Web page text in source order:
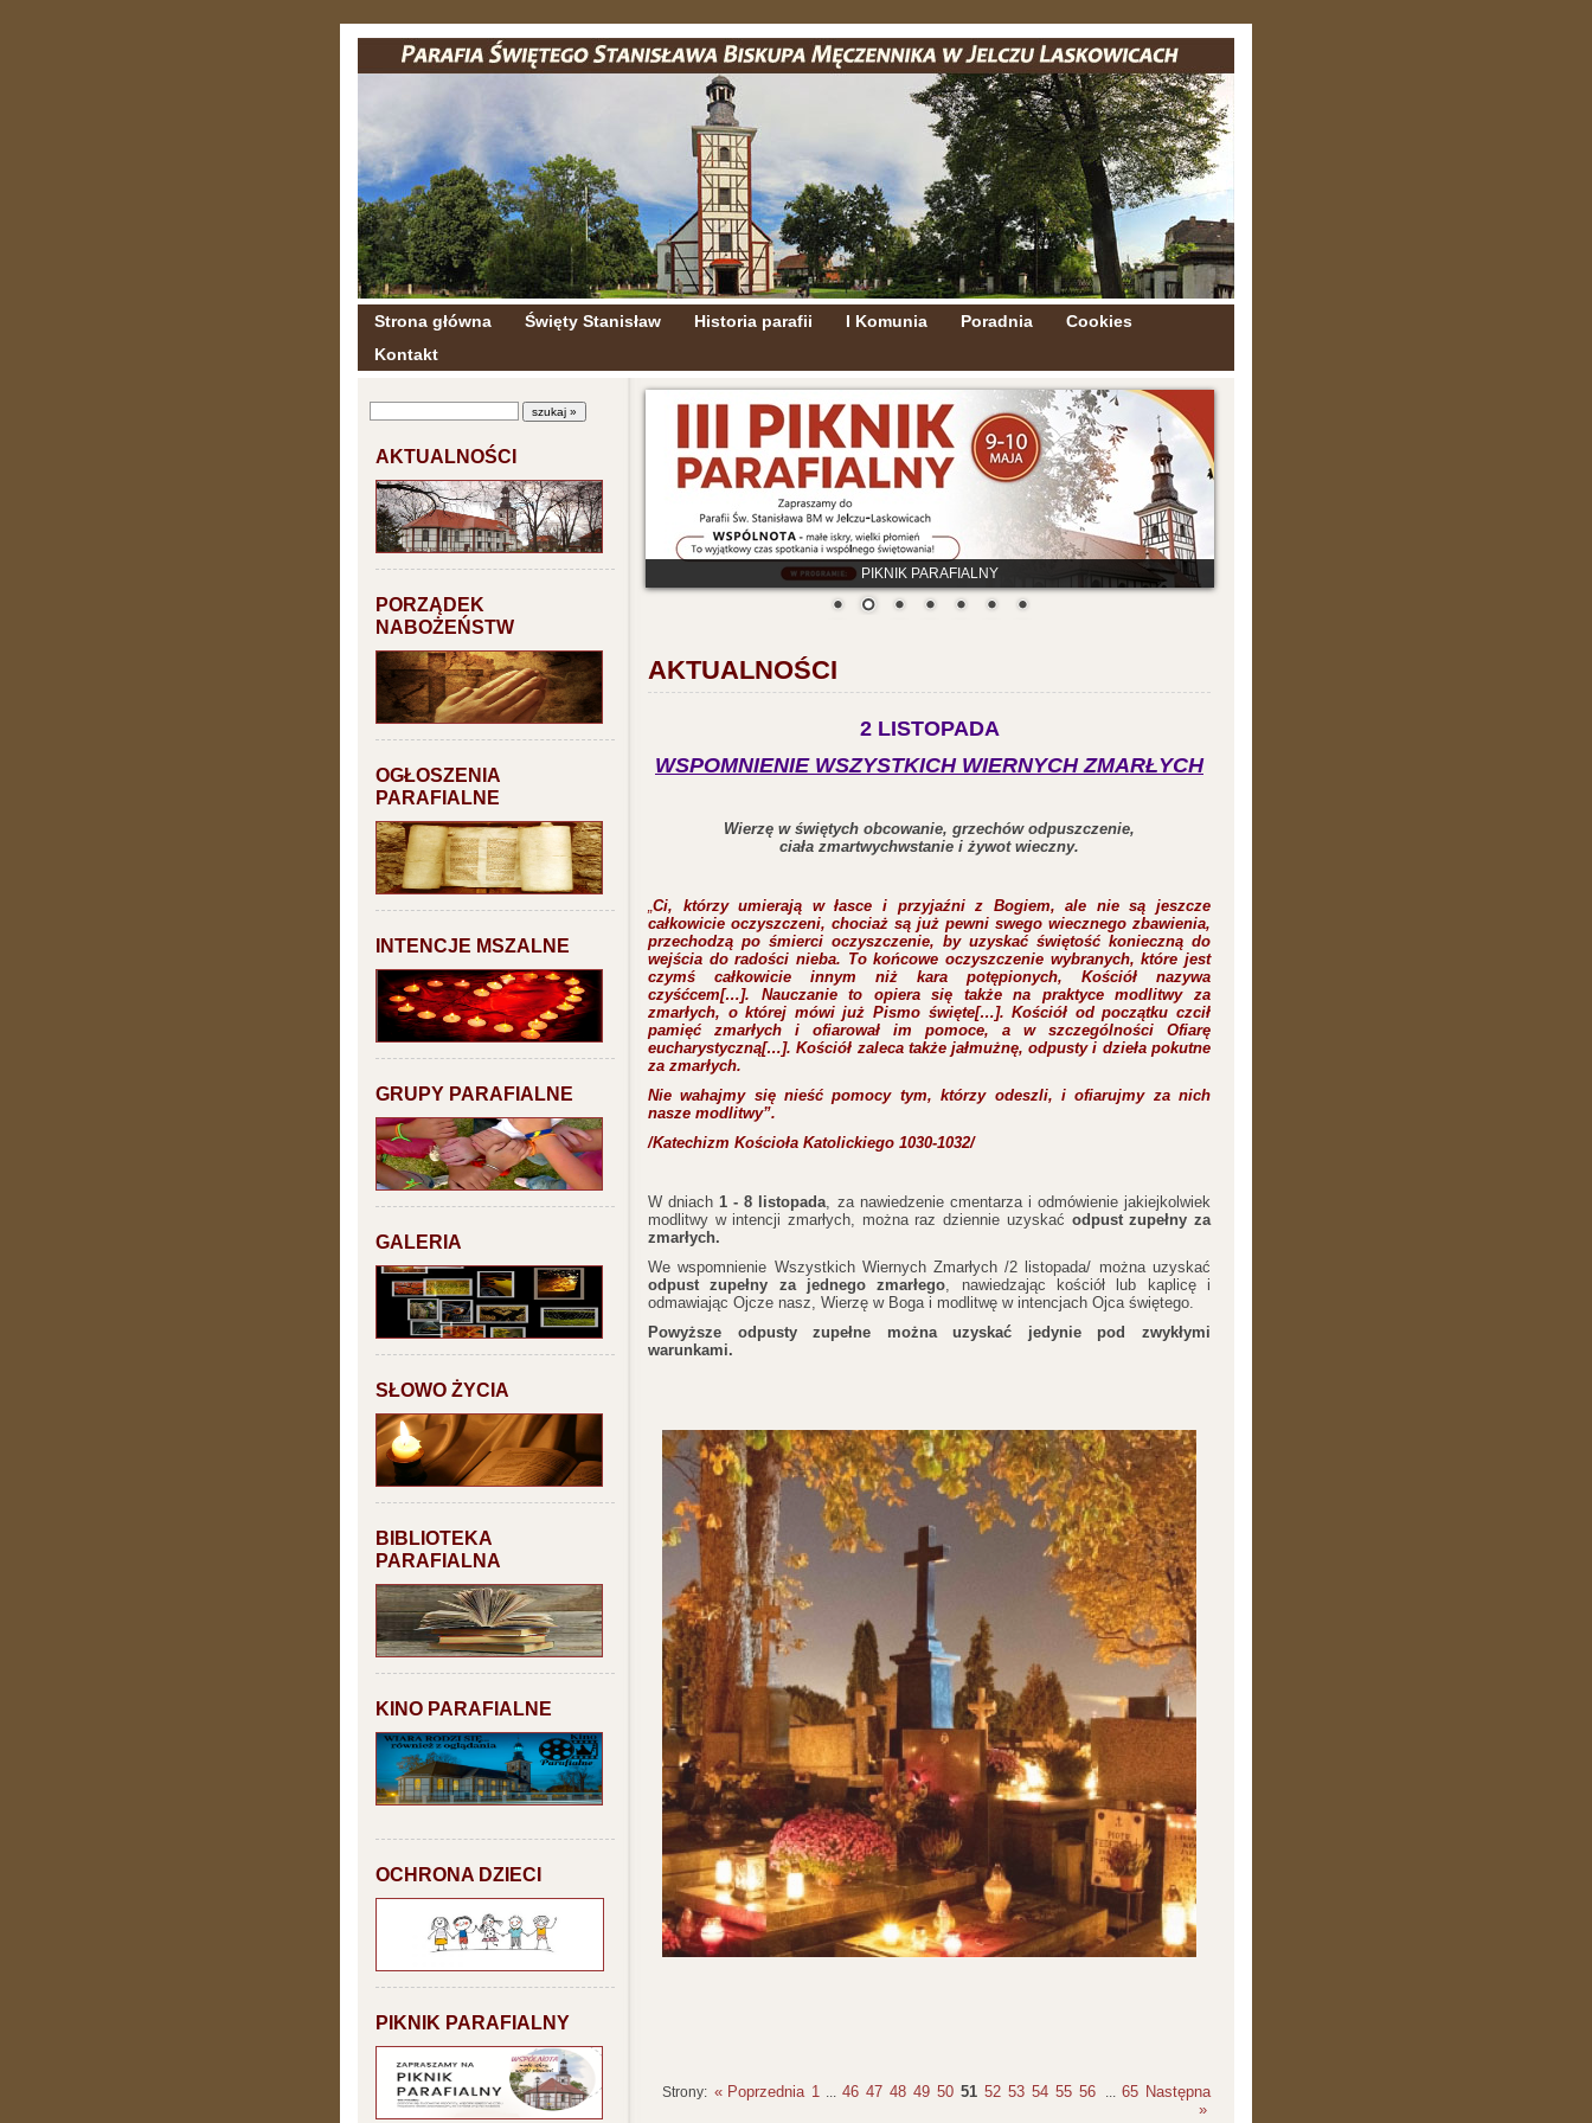
Strona główna Święty Stanisław Historia parafii I Komunia Poradnia
Cookies
Kontakt
AKTUALNOŚCI
PORZĄDEK
NABOŻEŃSTW
OGŁOSZENIA
PARAFIALNE
INTENCJE MSZALNE
GRUPY PARAFIALNE
GALERIA
SŁOWO ŻYCIA
BIBLIOTEKA
PARAFIALNA
KINO PARAFIALNE
OCHRONA DZIECI
PIKNIK PARAFIALNY
PIKNIK PARAFIALNY
AKTUALNOŚCI
2 LISTOPADA
WSPOMNIENIE WSZYSTKICH WIERNYCH ZMARŁYCH
Wierzę w świętych obcowanie, grzechów odpuszczenie,
ciała zmartwychwstanie i żywot wieczny.
„Ci, którzy umierają w łasce i przyjaźni z Bogiem, ale nie są jeszcze
całkowicie oczyszczeni, chociaż są już pewni swego wiecznego zbawienia,
przechodzą po śmierci oczyszczenie, by uzyskać świętość konieczną do
wejścia do radości nieba. To końcowe oczyszczenie wybranych, które jest
czymś całkowicie innym niż kara potępionych, Kościół nazywa
czyśćcem[…]. Nauczanie to opiera się także na praktyce modlitwy za
zmarłych, o której mówi już Pismo święte[…]. Kościół od początku czcił
pamięć zmarłych i ofiarował im pomoce, a w szczególności Ofiarę
eucharystyczną[…]. Kościół zaleca także jałmużnę, odpusty i dzieła pokutne
za zmarłych.
Nie wahajmy się nieść pomocy tym, którzy odeszli, i ofiarujmy za nich
nasze modlitwy”.
/Katechizm Kościoła Katolickiego 1030-1032/
W dniach1 - 8 listopada, za nawiedzenie cmentarza i odmówienie jakiejkolwiek
modlitwy w intencji zmarłych, można raz dziennie uzyskać odpust zupełny za
zmarłych.
We wspomnienie Wszystkich Wiernych Zmarłych /2 listopada/ można uzyskać
odpust zupełny za jednego zmarłego, nawiedzając kościół lub kaplicę i
odmawiając Ojcze nasz, Wierzę w Boga i modlitwę w intencjach Ojca świętego.
Powyższe odpusty zupełne można uzyskać jedynie pod zwykłymi
warunkami.
Strony: « Poprzednia 1 ... 46 47 48 49 50 51 52 53 54 55 56 ... 65 Następna
»